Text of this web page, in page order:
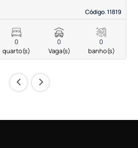
Código. 11819
Código. 11819
0
quarto(s)
0
Vaga(s)
0
banho(s)
‹ ›